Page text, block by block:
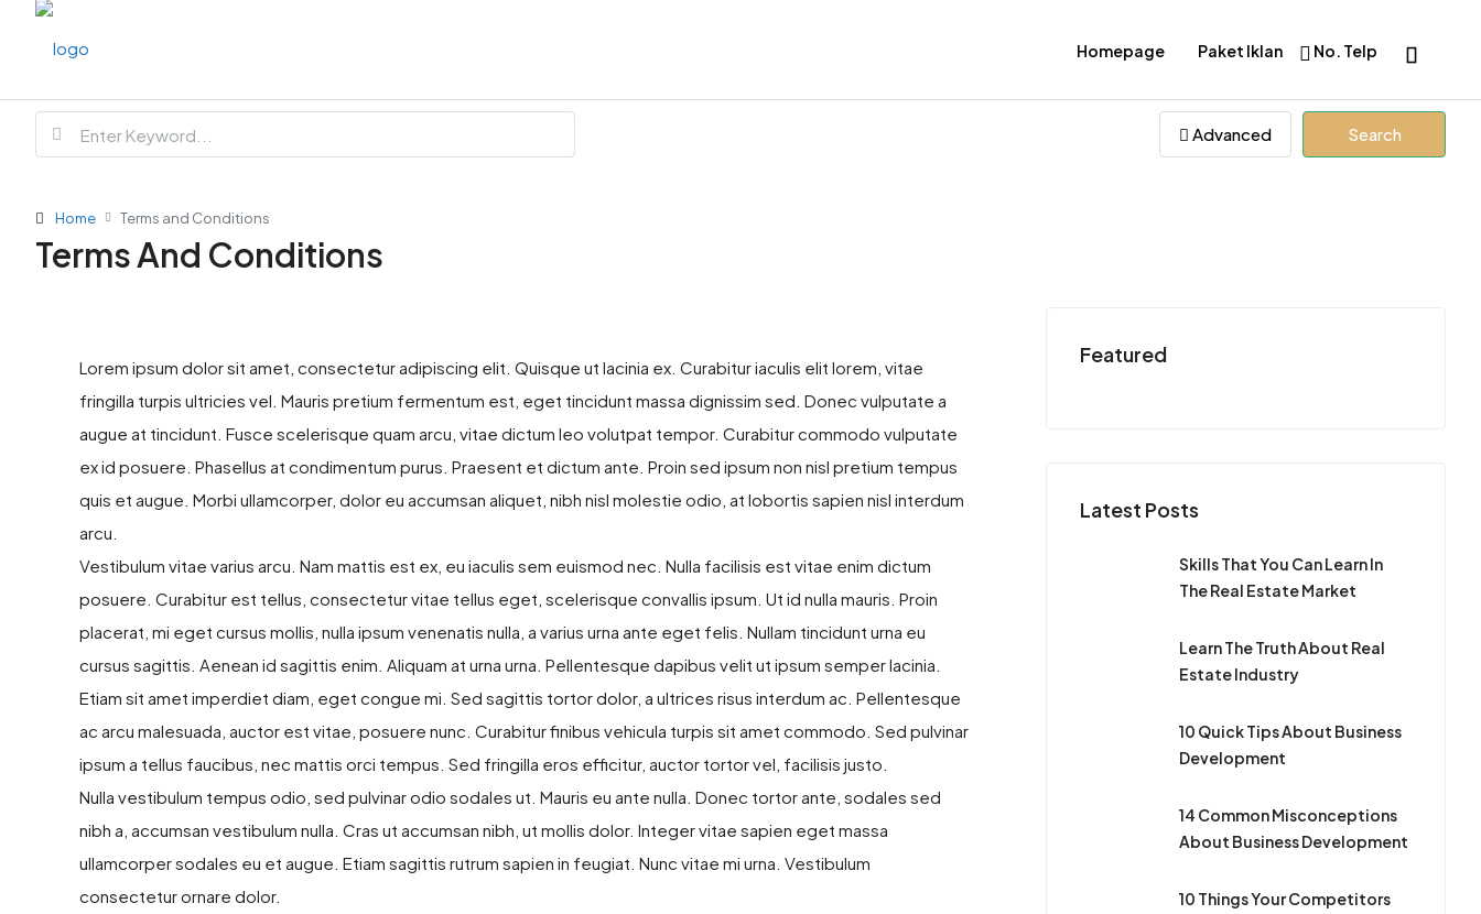
Homepage Paket Iklan No. Telp
Advanced Search
Home Terms and Conditions
Terms And Conditions
Lorem ipsum dolor sit amet, consectetur adipiscing elit. Quisque ut lacinia ex. Curabitur iaculis elit lorem, vitae
fringilla turpis ultricies vel. Mauris pretium fermentum est, eget tincidunt massa dignissim sed. Donec vulputate a
augue at tincidunt. Fusce scelerisque quam arcu, vitae dictum leo volutpat tempor. Curabitur commodo vulputate
ex id posuere. Phasellus at condimentum purus. Praesent et dictum ante. Proin sed ipsum non nisl pretium tempus
quis et augue. Morbi ullamcorper, dolor eu accumsan aliquet, nibh nisl molestie odio, at lobortis sapien nisl interdum
arcu.
Vestibulum vitae varius arcu. Nam mattis est ex, eu iaculis sem euismod nec. Nulla facilisis est vitae enim dictum
posuere. Curabitur est tellus, consectetur vitae tellus eget, scelerisque convallis ipsum. Ut id nulla mauris. Proin
placerat, mi eget cursus mollis, nulla ipsum venenatis nulla, a varius urna ante eget felis. Nullam tincidunt urna eu
cursus sagittis. Aenean id sagittis enim. Aliquam at urna urna. Pellentesque dapibus velit ut ipsum semper lacinia.
Etiam sit amet imperdiet diam, eget congue mi. Sed sagittis tortor dolor, a ultrices risus interdum ac. Pellentesque
ac arcu malesuada, auctor est vitae, posuere nunc. Curabitur finibus vehicula turpis sit amet commodo. Sed pulvinar
ipsum a tellus faucibus, nec mattis orci tempus. Sed fringilla eros efficitur, auctor tortor vel, facilisis justo.
Nulla vestibulum tempus odio, sed pulvinar odio sodales ut. Mauris eu ante nulla. Donec tortor ante, sodales sed
nibh a, accumsan vestibulum nulla. Cras ut accumsan nibh, ut mollis dolor. Integer vitae sapien eget massa
ullamcorper sodales eu et augue. Etiam sagittis rutrum sapien in feugiat. Nunc vitae mi urna. Vestibulum
consectetur ornare dolor.
Featured
Latest Posts
Skills That You Can Learn In
The Real Estate Market
Learn The Truth About Real
Estate Industry
10 Quick Tips About Business
Development
14 Common Misconceptions
About Business Development
10 Things Your Competitors